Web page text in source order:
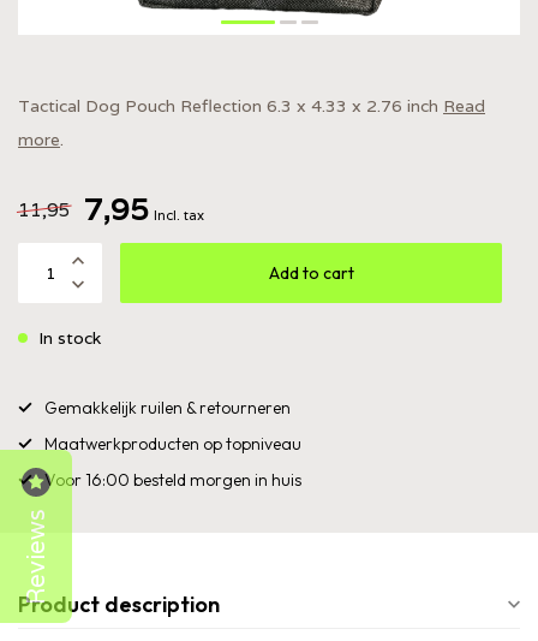
Tactical Dog Pouch Reflection 6.3 x 4.33 x 2.76 inch Read
more.
11,95 7,95 Incl. tax
Add to cart
In stock
Gemakkelijk ruilen & retourneren
Maatwerkproducten op topniveau
Voor 16:00 besteld morgen in huis
Product description
Reviews